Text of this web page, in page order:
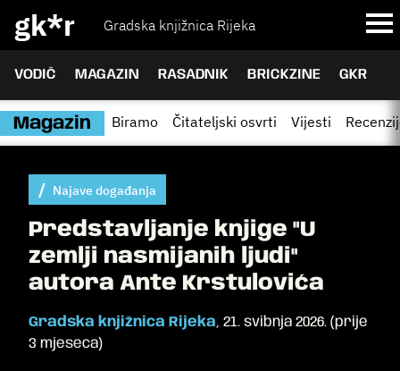
gk*r Gradska knjižnica Rijeka
VODIČ MAGAZIN RASADNIK BRICKZINE GKR
Magazin Biramo Čitateljski osvrti Vijesti
Najave događanja
Predstavljanje knjige "U
zemlji nasmijanih ljudi"
autora Ante Krstulovića
Gradska knjižnica Rijeka, 21. svibnja 2026. (prije
3 mjeseca)